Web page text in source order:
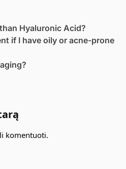
Hyaluronic Acid?
if I have oily or acne-prone
komentuoti.